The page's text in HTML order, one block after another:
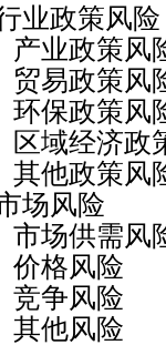
政策风险
政策风
政策风
政策风
经济政
政策风
风险
供需风
风险
风险
风险